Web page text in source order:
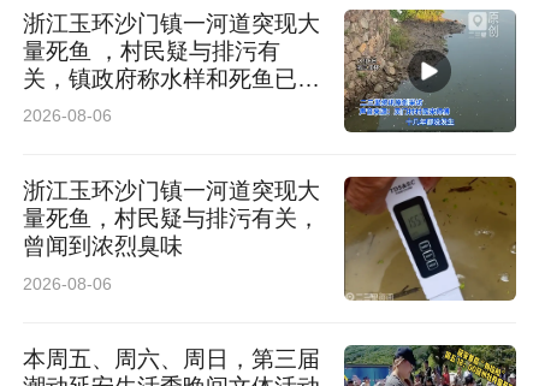
浙江玉环沙门镇一河道突现大
量死鱼 ，村民疑与排污有
关，镇政府称水样和死鱼已送
检
2026-08-06
浙江玉环沙门镇一河道突现大
量死鱼，村民疑与排污有关，
曾闻到浓烈臭味
2026-08-06
本周五、周六、周日，第三届